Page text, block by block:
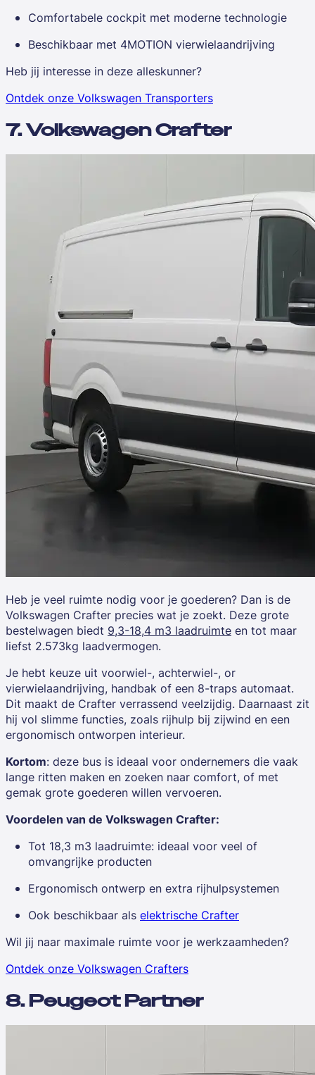
Comfortabele cockpit met moderne technologie
Beschikbaar met 4MOTION vierwielaandrijving
Heb jij interesse in deze alleskunner?
Ontdek onze Volkswagen Transporters
7. Volkswagen Crafter
Heb je veel ruimte nodig voor je goederen? Dan is de
Volkswagen Crafter precies wat je zoekt. Deze grote
bestelwagen biedt 9,3-18,4 m3 laadruimte en tot maar
liefst 2.573kg laadvermogen.
Je hebt keuze uit voorwiel-, achterwiel-, or
vierwielaandrijving, handbak of een 8-traps automaat.
Dit maakt de Crafter verrassend veelzijdig. Daarnaast zit
hij vol slimme functies, zoals rijhulp bij zijwind en een
ergonomisch ontworpen interieur.
Kortom: deze bus is ideaal voor ondernemers die vaak
lange ritten maken en zoeken naar comfort, of met
gemak grote goederen willen vervoeren.
Voordelen van de Volkswagen Crafter:
Tot 18,3 m3 laadruimte: ideaal voor veel of
omvangrijke producten
Ergonomisch ontwerp en extra rijhulpsystemen
Ook beschikbaar als elektrische Crafter
Wil jij naar maximale ruimte voor je werkzaamheden?
Ontdek onze Volkswagen Crafters
8. Peugeot Partner